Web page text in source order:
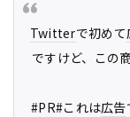
Twitterで初めて
ですけど、この
#PR#これは広告